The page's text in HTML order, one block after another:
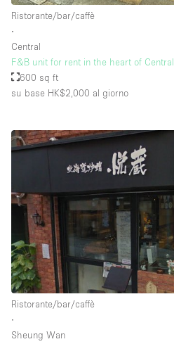
Ristorante/bar/caffè
∙
Central
F&B unit for rent in the heart of Central
600 sq ft
su base HK$2,000 al giorno
Ristorante/bar/caffè
∙
Sheung Wan